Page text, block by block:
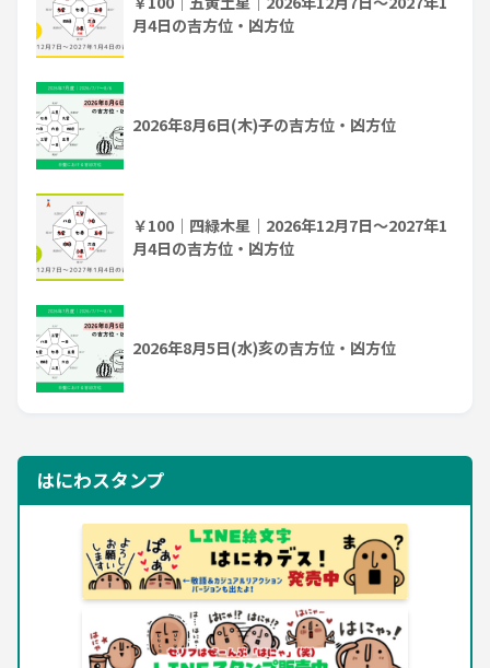
月4日の吉方位・凶方位
2026年8月6日(木)子の吉方位・凶方位
￥100｜四緑木星｜2026年12月7日～2027年1
月4日の吉方位・凶方位
2026年8月5日(水)亥の吉方位・凶方位
はにわスタンプ